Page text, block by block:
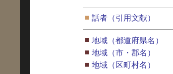
■ 話者（引用文献）
■ 地域（都道府県名）
■ 地域（市・郡名）
■ 地域（区町村名）